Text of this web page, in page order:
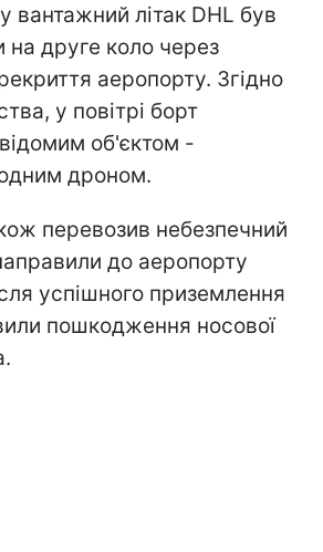
вантажний літак DHL був
на друге коло через
аеропорту. Згідно
у повітрі борт
об'єктом -
дроном.
перевозив небезпечний
до аеропорту
успішного приземлення
пошкодження носової